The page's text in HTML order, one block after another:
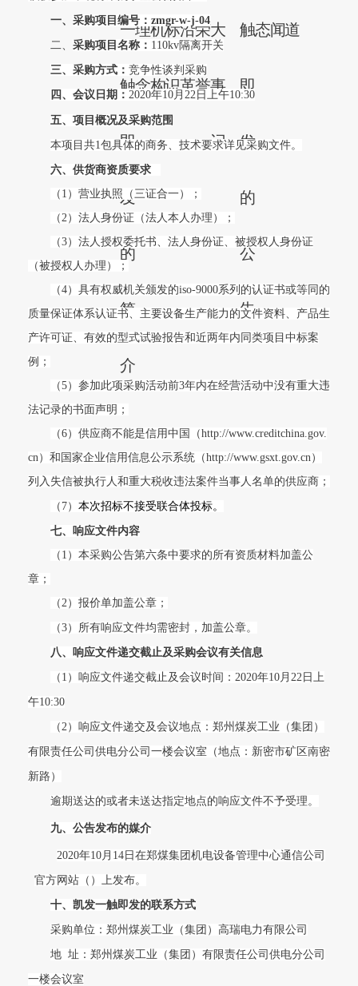
一
触
即
发
的
简
介
理
念
机
构
标
识
沿
革
荣
誉
大
事
记
触
即
发
的
公
告
态闻道
一、 采购项目编号：zmgr-w-j-04
二、 采购项目名称： 110kv隔离开关
三、采购方式： 竞争性谈判采购
四、会议日期： 2020年10月22日上午10:30
五、项目概况及采购范围
本项目共1包具体的商务、技术要求详见采购文件。
六、供货商资质要求
（1）营业执照（三证合一）；
（2）法人身份证（法人本人办理）；
（3）法人授权委托书、法人身份证、被授权人身份证
（被授权人办理）；
（4）具有权威机关颁发的iso-9000系列的认证书或等同的
质量保证体系认证书、主要设备生产能力的文件资料、产品生
产许可证、有效的型式试验报告和近两年内同类项目中标案
例；
（5）参加此项采购活动前3年内在经营活动中没有重大违
法记录的书面声明；
（6）供应商不能是信用中国（http://www.creditchina.gov.
cn）和国家企业信用信息公示系统（http://www.gsxt.gov.cn）
列入失信被执行人和重大税收违法案件当事人名单的供应商；
（7） 本次招标不接受联合体投标。
七、响应文件内容
（1）本采购公告第六条中要求的所有资质材料加盖公
章；
（2）报价单加盖公章；
（3）所有响应文件均需密封，加盖公章。
八、响应文件递交截止及采购会议有关信息
（1）响应文件递交截止及会议时间：2020年10月22日上
午10:30
（2）响应文件递交及会议地点：郑州煤炭工业（集团）
有限责任公司供电分公司一楼会议室（地点：新密市矿区南密
新路）
逾期送达的或者未送达指定地点的响应文件不予受理。
九、公告发布的媒介
2020年10月14日在郑煤集团机电设备管理中心通信公司
官方网站（）上发布。
十、凯发一触即发的联系方式
采购单位：郑州煤炭工业（集团）高瑞电力有限公司
地 址：郑州煤炭工业（集团）有限责任公司供电分公司
一楼会议室